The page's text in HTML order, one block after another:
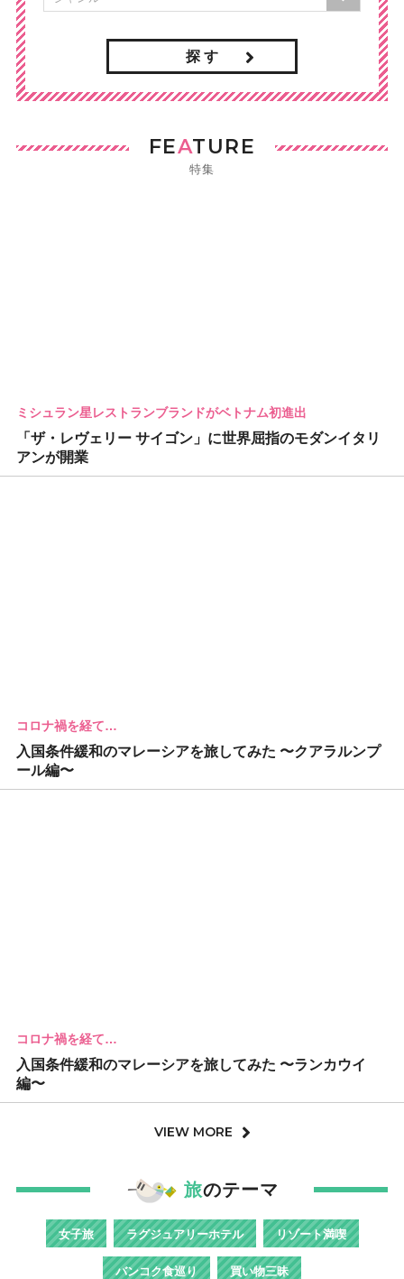
探 す
FEATURE
特集
ミシュラン星レストランブランドがベトナム初進出
「ザ・レヴェリー サイゴン」に世界屈指のモダンイタリ
アンが開業
コロナ禍を経て…
入国条件緩和のマレーシアを旅してみた 〜クアラルンプ
ール編〜
コロナ禍を経て…
入国条件緩和のマレーシアを旅してみた 〜ランカウイ
編〜
VIEW MORE
旅のテーマ
女子旅 ラグジュアリーホテル リゾート満喫
バンコク食巡り 買い物三昧